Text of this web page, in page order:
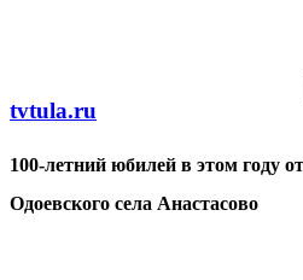
tvtula.ru
100-летний юбилей в этом году
Одоевского села Анастасово